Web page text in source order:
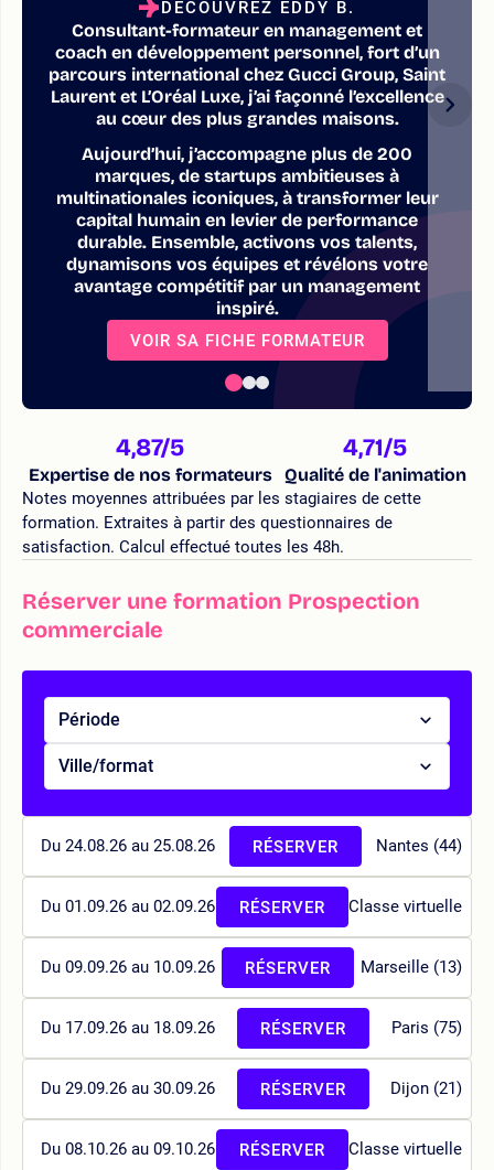
DÉCOUVREZ EDDY B.
Consultant-formateur en management et
coach en développement personnel, fort d’un
parcours international chez Gucci Group, Saint
Laurent et L’Oréal Luxe, j’ai façonné l’excellence
au cœur des plus grandes maisons.
Aujourd’hui, j’accompagne plus de 200
marques, de startups ambitieuses à
multinationales iconiques, à transformer leur
capital humain en levier de performance
durable. Ensemble, activons vos talents,
dynamisons vos équipes et révélons votre
avantage compétitif par un management
inspiré.
VOIR SA FICHE FORMATEUR
4,87/5
Expertise de nos formateurs
4,71/5
Qualité de l'animation
Notes moyennes attribuées par les stagiaires de cette
formation. Extraites à partir des questionnaires de
satisfaction. Calcul effectué toutes les 48h.
Réserver une formation Prospection
commerciale
Période
Ville/format
Du 24.08.26 au 25.08.26 Nantes (44)
RÉSERVER
Du 01.09.26 au 02.09.26 Classe virtuelle
RÉSERVER
Du 09.09.26 au 10.09.26 Marseille (13)
RÉSERVER
Du 17.09.26 au 18.09.26 Paris (75)
RÉSERVER
Du 29.09.26 au 30.09.26 Dijon (21)
RÉSERVER
Du 08.10.26 au 09.10.26 Classe virtuelle
RÉSERVER